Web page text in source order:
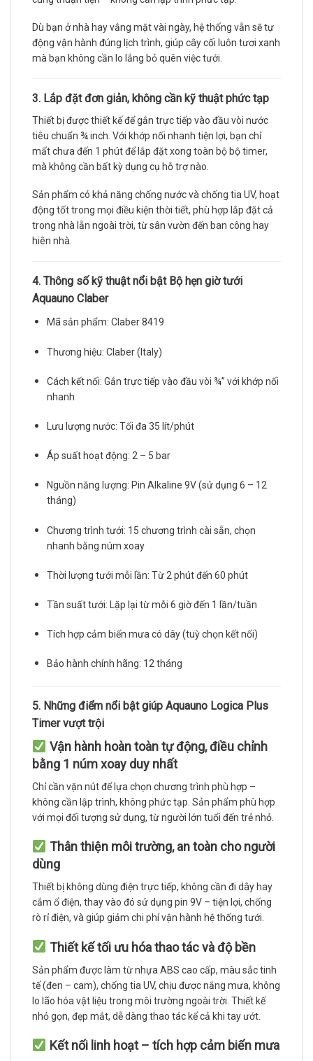
Dù bạn ở nhà hay vắng mặt vài ngày, hệ thống vẫn sẽ tự
động vận hành đúng lịch trình, giúp cây cối luôn tươi xanh
mà bạn không cần lo lắng bỏ quên việc tưới.
3. Lắp đặt đơn giản, không cần kỹ thuật phức tạp
Thiết bị được thiết kế để gắn trực tiếp vào đầu vòi nước
tiêu chuẩn ¾ inch. Với khớp nối nhanh tiện lợi, bạn chỉ
mất chưa đến 1 phút để lắp đặt xong toàn bộ bộ timer,
mà không cần bất kỳ dụng cụ hỗ trợ nào.
Sản phẩm có khả năng chống nước và chống tia UV, hoạt
động tốt trong mọi điều kiện thời tiết, phù hợp lắp đặt cả
trong nhà lẫn ngoài trời, từ sân vườn đến ban công hay
hiên nhà.
4. Thông số kỹ thuật nổi bật Bộ hẹn giờ tưới
Aquauno Claber
Mã sản phẩm: Claber 8419
Thương hiệu: Claber (Italy)
Cách kết nối: Gắn trực tiếp vào đầu vòi ¾” với khớp nối
nhanh
Lưu lượng nước: Tối đa 35 lít/phút
Áp suất hoạt động: 2 – 5 bar
Nguồn năng lượng: Pin Alkaline 9V (sử dụng 6 – 12
tháng)
Chương trình tưới: 15 chương trình cài sẵn, chọn
nhanh bằng núm xoay
Thời lượng tưới mỗi lần: Từ 2 phút đến 60 phút
Tần suất tưới: Lặp lại từ mỗi 6 giờ đến 1 lần/tuần
Tích hợp cảm biến mưa có dây (tuỳ chọn kết nối)
Bảo hành chính hãng: 12 tháng
5. Những điểm nổi bật giúp Aquauno Logica Plus
Timer vượt trội
Vận hành hoàn toàn tự động, điều chỉnh
bằng 1 núm xoay duy nhất
Chỉ cần vặn nút để lựa chọn chương trình phù hợp –
không cần lập trình, không phức tạp. Sản phẩm phù hợp
với mọi đối tượng sử dụng, từ người lớn tuổi đến trẻ nhỏ.
Thân thiện môi trường, an toàn cho người
dùng
Thiết bị không dùng điện trực tiếp, không cần đi dây hay
cắm ổ điện, thay vào đó sử dụng pin 9V – tiện lợi, chống
rò rỉ điện, và giúp giảm chi phí vận hành hệ thống tưới.
Thiết kế tối ưu hóa thao tác và độ bền
Sản phẩm được làm từ nhựa ABS cao cấp, màu sắc tinh
tế (đen – cam), chống tia UV, chịu được nắng mưa, không
lo lão hóa vật liệu trong môi trường ngoài trời. Thiết kế
nhỏ gọn, đẹp mắt, dễ dàng thao tác kể cả khi tay ướt.
Kết nối linh hoạt – tích hợp cảm biến mưa